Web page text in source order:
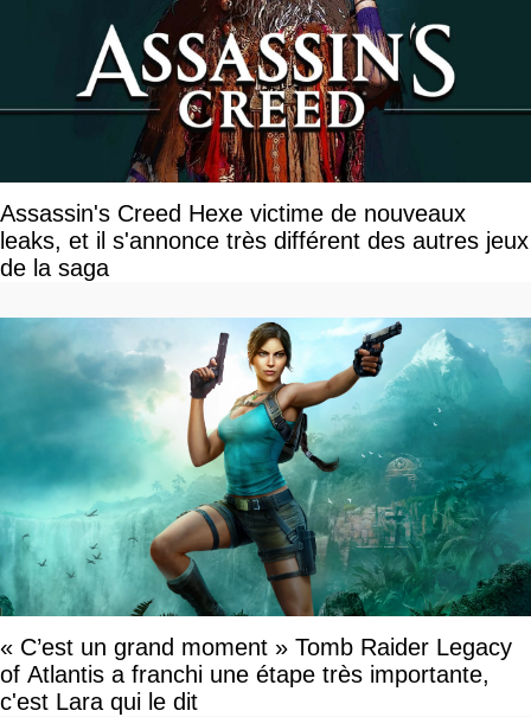
Assassin's Creed Hexe victime de nouveaux
leaks, et il s'annonce très différent des autres jeux
de la saga
« C’est un grand moment » Tomb Raider Legacy
of Atlantis a franchi une étape très importante,
c'est Lara qui le dit